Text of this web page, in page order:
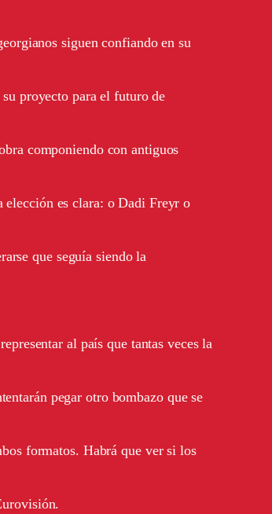
siguen confiando en su
proyecto para el futuro de
componiendo con antiguos
elección es clara: o Dadi Freyr o
que seguía siendo la
al país que tantas veces la
pegar otro bombazo que se
formatos. Habrá que ver si los